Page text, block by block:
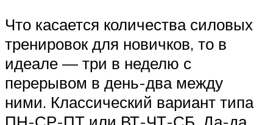
Что касается количества силовых
тренировок для новичков, то в
идеале — три в неделю с
перерывом в день-два между
ними. Классический вариант типа